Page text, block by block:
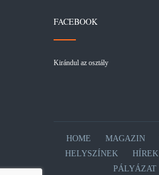
FACEBOOK
Kirándul az osztály
HOME MAGAZIN
HELYSZÍNEK
HÍREK
PÁLYÁZAT